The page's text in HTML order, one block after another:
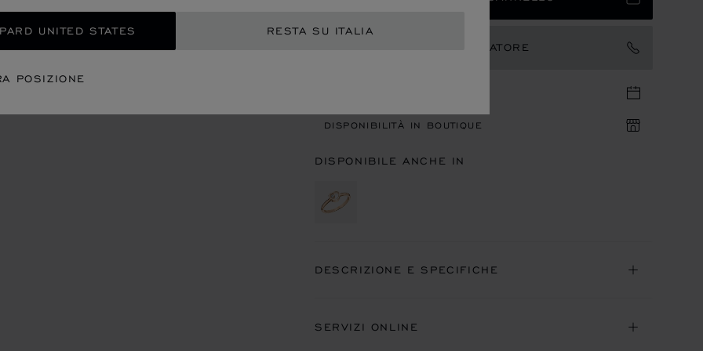
UNITED STATES RESTA SU ITALIA
POSIZIONE
CONTATTARE UN AMBASCIATORE
DISPONIBILITÀ IN BOUTIQUE
DISPONIBILE ANCHE IN
DESCRIZIONE E SPECIFICHE
SERVIZI ONLINE